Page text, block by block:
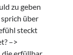
zu geben
sprich über
steckt
–>
die erfüllbar